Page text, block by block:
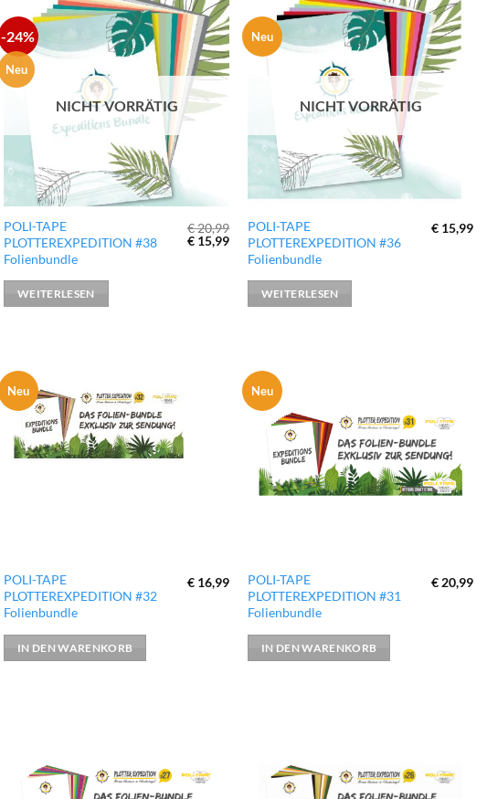
-24%
Neu
zur
Wunschliste
hinzufügen
NICHT VORRÄTIG
POLI-TAPE
PLOTTEREXPEDITION #38
Folienbundle
€20,99
Ursprünglicher
Preis
€ 15,99Aktueller
Preis
€ 15,99.
WEITERLESEN
Neu
zur
Wunschliste
hinzufügen
NICHT VORRÄTIG
POLI-TAPE
PLOTTEREXPEDITION #36
Folienbundle
€ 15,99
WEITERLESEN
Neu
Wunschliste
hinzufügen
POLI-TAPE
PLOTTEREXPEDITION #32
Folienbundle
€ 16,99
IN DEN WARENKORB
Neu
hinzufügen
POLI-TAPE
PLOTTEREXPEDITION #31
Folienbundle
€ 20,99
IN DEN WARENKORB
hinzufügen
hinzufügen